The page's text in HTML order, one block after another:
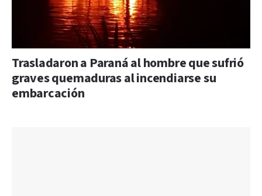
Trasladaron a Paraná al hombre que sufrió
graves quemaduras al incendiarse su
embarcación